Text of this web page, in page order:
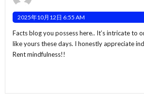
2025年10月12日 6:55 AM
Facts blog you possess here.. It’s intricate to
like yours these days. I honestly appreciate
Rent mindfulness!!